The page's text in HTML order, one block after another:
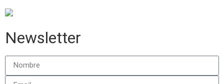
Newsletter